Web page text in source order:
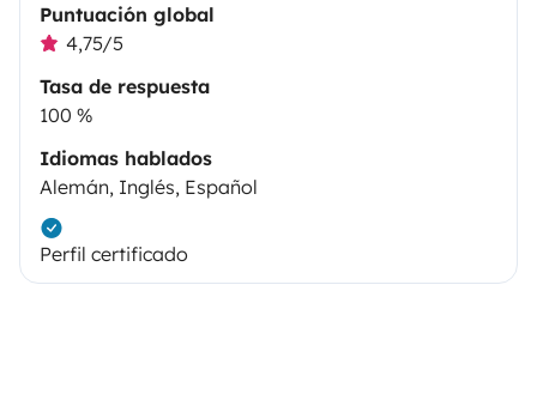
Puntuación global
4,75/5
Tasa de respuesta
100 %
Idiomas hablados
Alemán, Inglés, Español
Perfil certificado